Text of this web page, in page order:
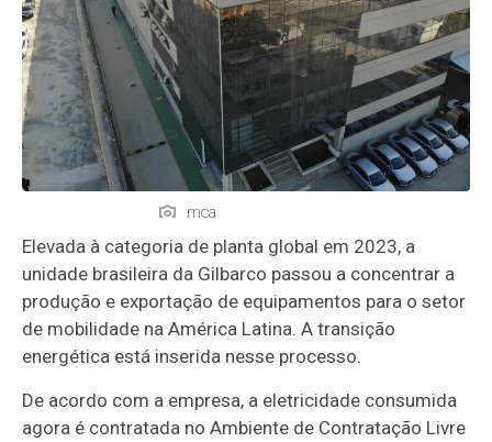
mca
Elevada à categoria de planta global em 2023, a
unidade brasileira da Gilbarco passou a concentrar a
produção e exportação de equipamentos para o setor
de mobilidade na América Latina. A transição
energética está inserida nesse processo.
De acordo com a empresa, a eletricidade consumida
agora é contratada no Ambiente de Contratação Livre